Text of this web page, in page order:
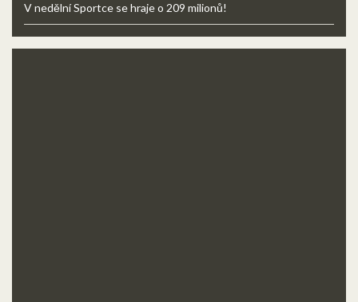
V nedělní Sportce se hraje o 209 milionů!